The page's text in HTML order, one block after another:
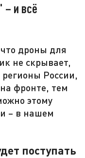
– и всё
дроны для
не скрывает,
России,
фронте, тем
этому
– в нашем
поступать